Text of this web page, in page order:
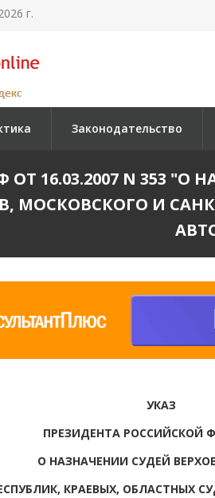
г.
Законодательство
ОТ 16.03.2007 N 353
МОСКОВСКОГО И
УКАЗ
ПРЕЗИДЕНТА РОССИЙСКОЙ
О НАЗНАЧЕНИИ СУДЕЙ
КРАЕВЫХ, ОБЛАСТНЫХ